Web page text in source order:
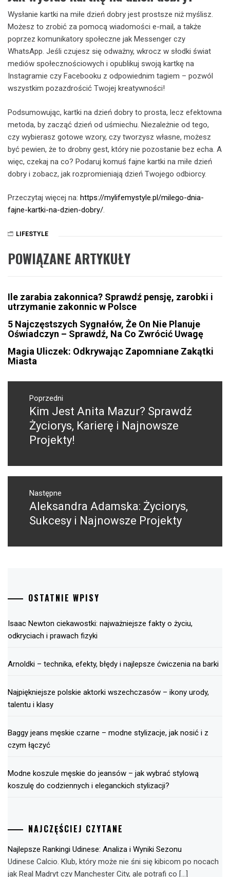
Wysłanie kartki na miłe dzień dobry jest prostsze niż myślisz.
Możesz to zrobić za pomocą wiadomości e-mail, a także
poprzez komunikatory społeczne jak Messenger czy
WhatsApp. Jeśli czujesz się odważny, wkrocz w słodki świat
mediów społecznościowych i opublikuj swoją kartkę na
Instagramie czy Facebooku z odpowiednim tagiem – pozwól
wszystkim pozazdrościć Twojej kreatywności!
Podsumowując, kartki na dzień dobry to prosta, lecz efektowna
metoda, by zacząć dzień od uśmiechu. Niezależnie od tego,
czy wybierasz gotowe wzory, czy tworzysz własne, możesz
być pewien, że to drobny gest, który nie pozostanie bez echa. A
więc, czekaj na co? Podaruj komuś fajne kartki na miłe dzień
dobry i zobacz, jak rozpromieniają dzień Twojego odbiorcy.
Przeczytaj więcej na: https://mylifemystyle.pl/milego-dnia-
fajne-kartki-na-dzien-dobry/.
LIFESTYLE
POWIĄZANE ARTYKUŁY
Ile zarabia zakonnica? Sprawdź pensję, zarobki i
utrzymanie zakonnic w Polsce
5 Najczęstszych Sygnałów, Że On Nie Planuje
Oświadczyn – Sprawdź, Na Co Zwrócić Uwagę
Magia Uliczek: Odkrywając Zapomniane Zakątki
Miasta
Nawigacja
wpisuPoprzedni
Poprzedni
wpis:
Kim Jest Anita Mazur? Sprawdź
Życiorys, Karierę i Najnowsze
Projekty!
Następne
Następny
post:
Aleksandra Adamska: Życiorys,
Sukcesy i Najnowsze Projekty
OSTATNIE WPISY
Isaac Newton ciekawostki: najważniejsze fakty o życiu,
odkryciach i prawach fizyki
Arnoldki – technika, efekty, błędy i najlepsze ćwiczenia na barki
Najpiękniejsze polskie aktorki wszechczasów – ikony urody,
talentu i klasy
Baggy jeans męskie czarne – modne stylizacje, jak nosić i z
czym łączyć
Modne koszule męskie do jeansów – jak wybrać stylową
koszulę do codziennych i eleganckich stylizacji?
NAJCZĘŚCIEJ CZYTANE
Najlepsze Rankingi Udinese: Analiza i Wyniki Sezonu
Udinese Calcio. Klub, który może nie śni się kibicom po nocach
jak Real Madryt czy Manchester City, ale potrafi co […]